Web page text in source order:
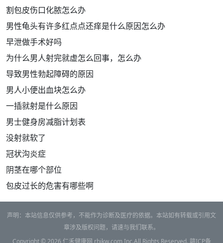
割包皮伤口化脓怎么办
男性龟头有许多红点点还痒是什么原因怎么办
早泄做手术好吗
为什么男人射完就虚怎么回事，怎么办
导致男性勃起障碍的原因
男人小便出血块怎么办
一插就射是什么原因
男士健身房减脂计划表
没射就软了
冠状沟炎症
阴茎在哪个部位
包皮过长的危害有哪些啊
声明：本站信息仅供参考，不能作为诊断及医疗的依据。本站如有转载或引用文
章涉及版权问题，请速与我们联系。
Copyright © 2026 仁禾健康网 rhjkw.com Inc.All Rights Reserved. 赣ICP备